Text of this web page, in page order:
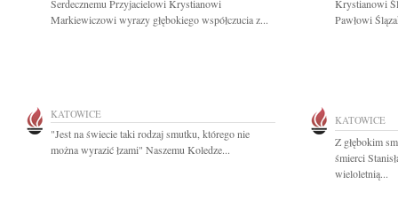
Serdecznemu Przyjacielowi Krystianowi
Markiewiczowi wyrazy głębokiego współczucia z...
Krystianowi
Pawłowi
KATOWICE
"Jest na świecie taki rodzaj smutku, którego nie
można wyrazić łzami" Naszemu Koledze...
KATOWICE
Z głębokim
śmierci
wieloletnią...